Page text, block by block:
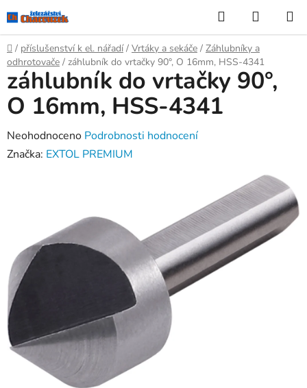
na
obsah
Hledat
KOŠÍK
Domů
/ příslušenství k el. nářadí / Vrtáky a sekáče / Záhlubníky a
odhrotovače / záhlubník do vrtačky 90°, O 16mm, HSS-4341
záhlubník do vrtačky 90°,
O 16mm, HSS-4341
Průměrné
hodnocení
hvězdiček.
Neohodnoceno Podrobnosti hodnocení
Značka: EXTOL PREMIUM